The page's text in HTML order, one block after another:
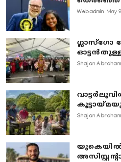
Webadmin May
ഗ്ലാസ്‌ഗോ
Shajan Abraham
Shajan Abraham
യുകെയിൽ